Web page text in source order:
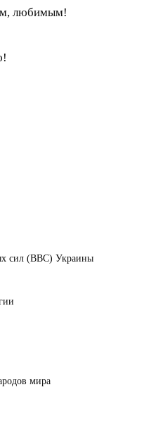
любимым!
сил (ВВС) Украины
мира